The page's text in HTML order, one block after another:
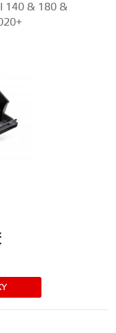
140 & 180 &